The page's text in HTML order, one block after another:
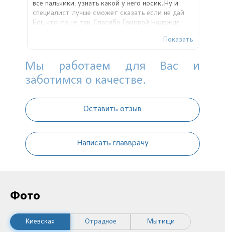
все пальчики, узнать какой у него носик. Ну и
специалист лучше сможет сказать если не дай
Бог, что-то не так. Спасибо Гамовой Надежде
Показать
Мы работаем для Вас и
заботимся о качестве.
Оставить отзыв
Написать главврачу
Фото
Киевская Отрадное Мытищи